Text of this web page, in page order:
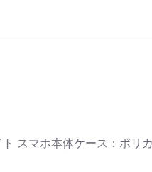
スマホ本体ケース：ポリ